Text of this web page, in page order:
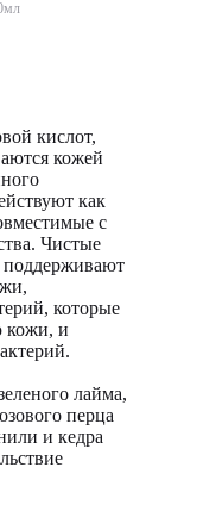
кислот,
кожей
как
с
Чистые
поддерживают
которые
кожи, и
лайма,
перца
и кедра